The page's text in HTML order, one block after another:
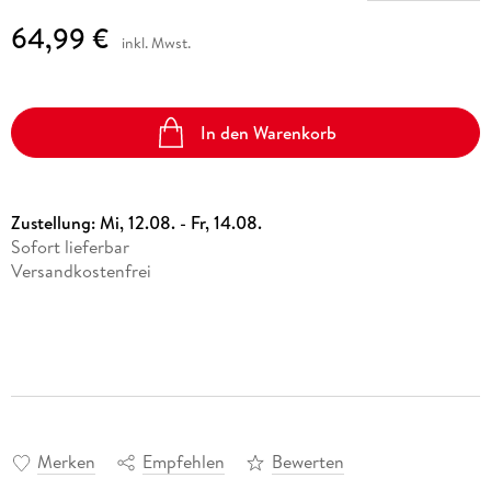
64,99 € inkl. Mwst.
In den Warenkorb
Zustellung:Mi, 12.08. - Fr, 14.08.
Sofort lieferbar
Versandkostenfrei
Merken Empfehlen Bewerten